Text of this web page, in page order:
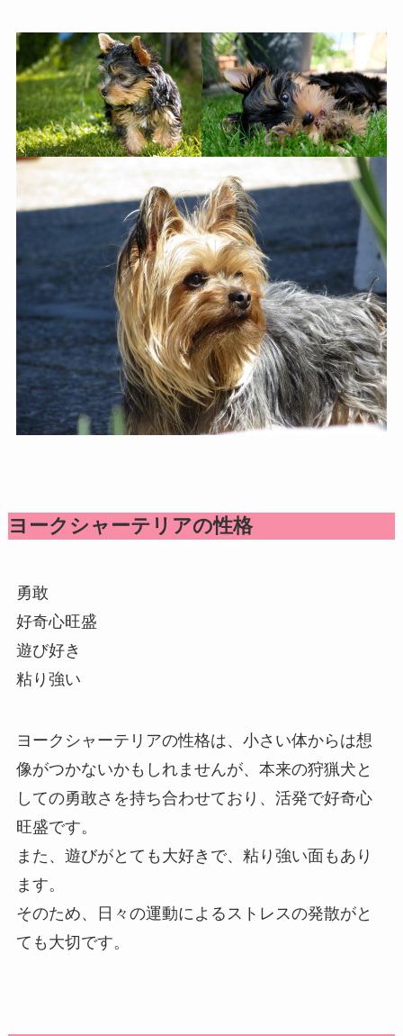
ヨークシャーテリアの性格
勇敢
好奇心旺盛
遊び好き
粘り強い
ヨークシャーテリアの性格は、小さい体からは想
像がつかないかもしれませんが、本来の狩猟犬と
しての勇敢さを持ち合わせており、活発で好奇心
旺盛です。
また、遊びがとても大好きで、粘り強い面もあり
ます。
そのため、日々の運動によるストレスの発散がと
ても大切です。